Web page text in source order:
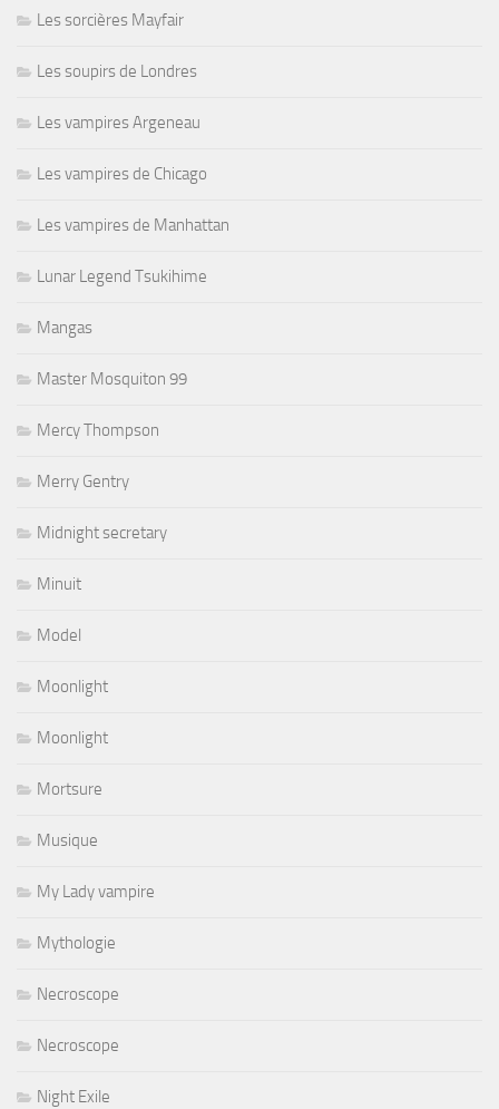
Les sorcières Mayfair
Les soupirs de Londres
Les vampires Argeneau
Les vampires de Chicago
Les vampires de Manhattan
Lunar Legend Tsukihime
Mangas
Master Mosquiton 99
Mercy Thompson
Merry Gentry
Midnight secretary
Minuit
Model
Moonlight
Moonlight
Mortsure
Musique
My Lady vampire
Mythologie
Necroscope
Necroscope
Night Exile